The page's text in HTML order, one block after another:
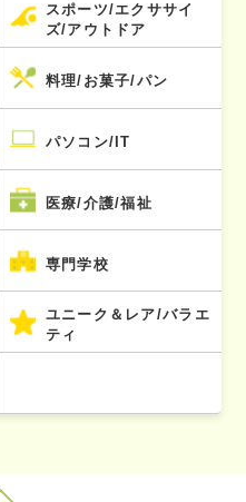
スポーツ/エクササイ
ズ/アウトドア
料理/お菓子/パン
パソコン/IT
医療/介護/福祉
専門学校
ユニーク＆レア/バラエ
ティ